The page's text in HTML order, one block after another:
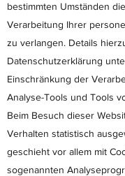
bestimmten Umständen
Verarbeitung Ihrer
zu verlangen. Details
Datenschutzerklärung
Einschränkung der
Analyse-Tools und Tools
Beim Besuch dieser
Verhalten statistisch
geschieht vor allem mit
sogenannten